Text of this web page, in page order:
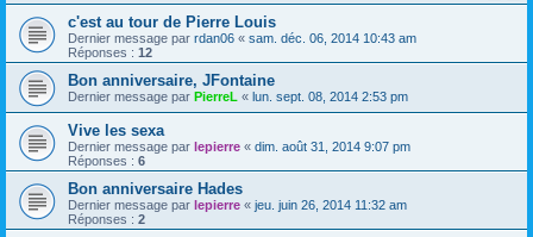
c'est au tour de Pierre Louis
Dernier message par rdan06 « sam. déc. 06, 2014 10:43 am
Réponses : 12
Bon anniversaire, JFontaine
Dernier message par PierreL « lun. sept. 08, 2014 2:53 pm
Vive les sexa
Dernier message par lepierre « dim. août 31, 2014 9:07 pm
Réponses : 6
Bon anniversaire Hades
Dernier message par lepierre « jeu. juin 26, 2014 11:32 am
Réponses : 2